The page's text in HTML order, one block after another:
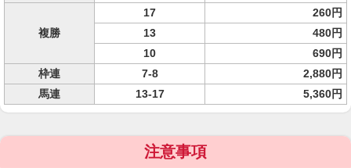
複勝
17
260円
13
480円
10
690円
枠連
7-8
2,880円
馬連
13-17 5,360円
注意事項